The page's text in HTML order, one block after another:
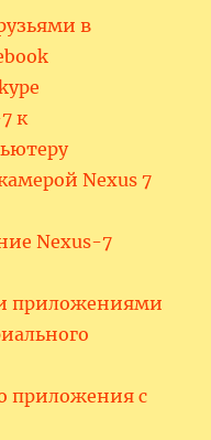
в
к
Nexus 7
Nexus-7
приложениями
приложения с